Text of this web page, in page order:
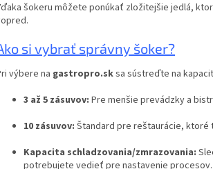
šokeru môžete ponúkať zložitejšie jedlá,
si vybrať správny šoker?
výbere na gastropro.sksa sústreďte na
3 až 5 zásuvov: Pre menšie prevádzky a
10 zásuvov: Štandard pre reštaurácie, ktoré
Kapacita schladzovania/zmrazovania:
potrebujete vedieť pre nastavenie procesov.